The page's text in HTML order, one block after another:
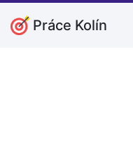
Práce Kolín